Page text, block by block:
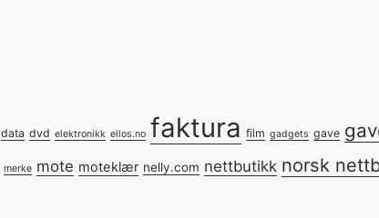
data dvd elektronikk ellos.no faktura film gadgets gave
merke mote moteklær nelly.com nettbutikk norsk